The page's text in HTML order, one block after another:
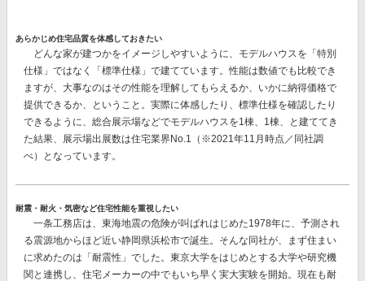
あらかじめ住宅品質を体感しておきたい
どんな家が建つかをイメージしやすいように、モデルハウスを「特別
仕様」ではなく「標準仕様」で建てています。性能は数値でも比較でき
ますが、大事なのはその性能を理解してもらえるか、いかに納得価格で
提供できるか、ということ。実際に体感したり、標準仕様を確認したり
できるように、総合展示場などでモデルハウスを1棟、1棟、と建ててき
た結果、 展示場出展数は住宅業界No.1 （※2021年11月時点／同社調
べ）となっています。
耐震・耐火・気密など住宅性能を重視したい
一条工務店は、東海地震の危険が叫ばれはじめた1978年に、予測され
る震源地からほど近い静岡県浜松市で誕生。そんな同社が、まず住まい
に求めたのは「耐震性」でした。東京大学をはじめとする大学や研究機
関と連携し、住宅メーカーの中でもいち早く実大実験を開始。現在も耐